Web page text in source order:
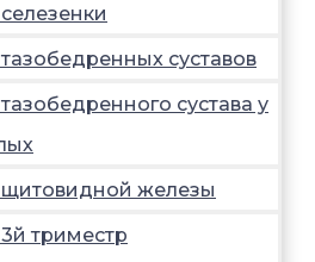
суставов
сустава у
железы
триместр